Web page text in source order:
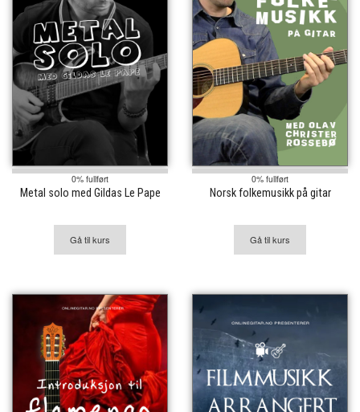
0% fullført
Metal solo med Gildas Le Pape
Gå til kurs
0% fullført
Norsk folkemusikk på gitar
Gå til kurs